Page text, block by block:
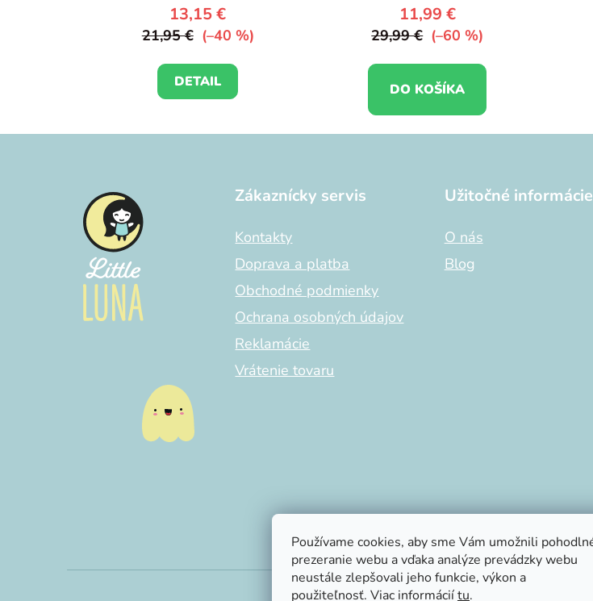
Používame cookies, aby sme Vám umožnili
prezeranie webu a vďaka analýze prevádzky webu
neustále zlepšovali jeho funkcie, výkon a
použiteľnosť. Viac informáciítu.
13,15 €
21,95 € (–40 %)
DETAIL
11,99 €
29,99 € (–60 %)
DO KOŠÍKA
Zákaznícky servis
Kontakty
Doprava a platba
Obchodné podmienky
Ochrana osobných údajov
Reklamácie
Vrátenie tovaru
Užitočné informácie
O nás
Blog
info@littleluna.sk